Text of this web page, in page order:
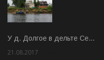
У д. Долгое в дельте Се…
21.08.2017